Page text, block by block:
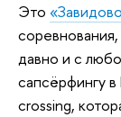
Это
давно и с
сапсёрфингу
crossing,